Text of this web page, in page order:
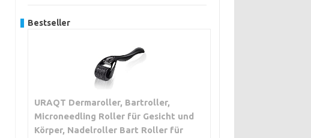
Bestseller
URAQT Dermaroller, Bartroller,
Microneedling Roller für Gesicht und
Körper, Nadelroller Bart Roller für